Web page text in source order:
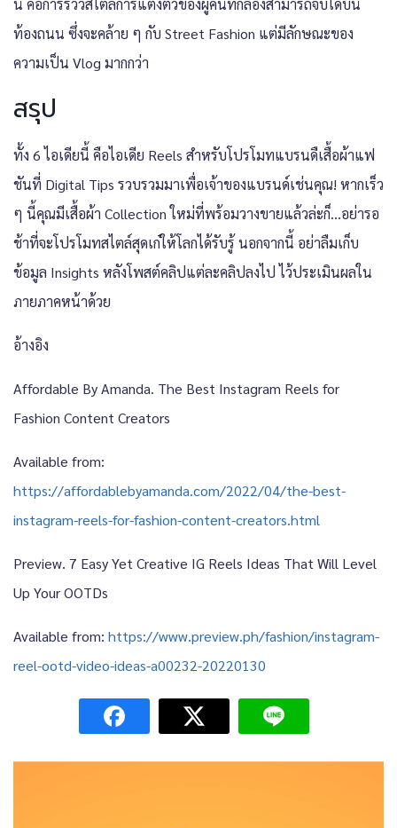
นี้ คือการรีวิวสไตล์การแต่งตัวของผู้คนที่กล้องสามารถจับได้บน
ท้องถนน ซึ่งจะคล้าย ๆ กับ Street Fashion แต่มีลักษณะของ
ความเป็น Vlog มากกว่า
สรุป
ทั้ง 6 ไอเดียนี้ คือไอเดีย Reels สำหรับโปรโมทแบรนดืเสื้อผ้าแฟ
ชันที่ Digital Tips รวบรวมมาเพื่อเจ้าของแบรนด์เช่นคุณ! หากเร็ว
ๆ นี้คุณมีเสื้อผ้า Collection ใหม่ที่พร้อมวางขายแล้วล่ะก็…อย่ารอ
ช้าที่จะโปรโมทสไตล์สุดเก๋ให้โลกได้รับรู้ นอกจากนี้ อย่าลืมเก็บ
ข้อมูล Insights หลังโพสต์คลิปแต่ละคลิปลงไป ไว้ประเมินผลใน
ภายภาคหน้าด้วย
อ้างอิง
Affordable By Amanda. The Best Instagram Reels for
Fashion Content Creators
Available from:
https://affordablebyamanda.com/2022/04/the-best-
instagram-reels-for-fashion-content-creators.html
Preview. 7 Easy Yet Creative IG Reels Ideas That Will Level
Up Your OOTDs
Available from: https://www.preview.ph/fashion/instagram-
reel-ootd-video-ideas-a00232-20220130